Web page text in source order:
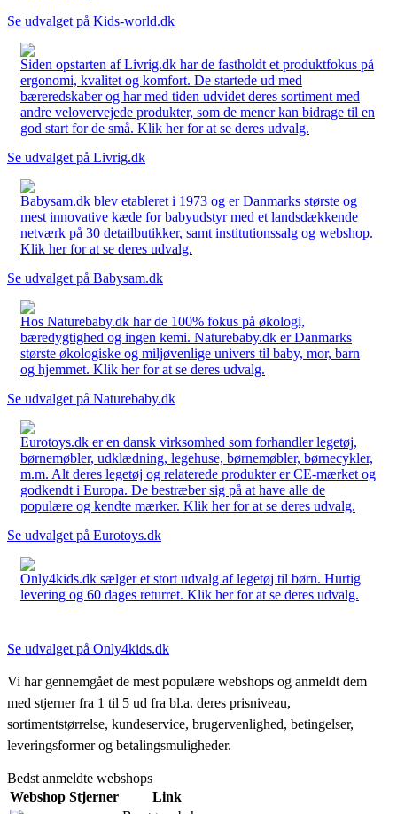
Se udvalget på Kids-world.dk
Siden opstarten af Livrig.dk har de fastholdt et produktfokus på
ergonomi, kvalitet og komfort. De startede ud med
bæreredskaber og har med tiden udvidet deres sortiment med
andre velovervejede produkter, som de mener kan bidrage til en
god start for de små. Klik her for at se deres udvalg.
Se udvalget på Livrig.dk
Babysam.dk blev etableret i 1973 og er Danmarks største og
mest innovative kæde for babyudstyr med et landsdækkende
netværk på 30 detailbutikker, samt institutionssalg og webshop.
Klik her for at se deres udvalg.
Se udvalget på Babysam.dk
Hos Naturebaby.dk har de 100% fokus på økologi,
bæredygtighed og ingen kemi. Naturebaby.dk er Danmarks
største økologiske og miljøvenlige univers til baby, mor, barn
og hjemmet. Klik her for at se deres udvalg.
Se udvalget på Naturebaby.dk
Eurotoys.dk er en dansk virksomhed som forhandler legetøj,
børnemøbler, udklædning, legehuse, børnemøbler, børnecykler,
m.m. Alt deres legetøj og relaterede produkter er CE-mærket og
godkendt i Europa. De bestræber sig på at have alle de
populære og kendte mærker. Klik her for at se deres udvalg.
Se udvalget på Eurotoys.dk
Only4kids.dk sælger et stort udvalg af legetøj til børn. Hurtig
levering og 60 dages returret. Klik her for at se deres udvalg.
Se udvalget på Only4kids.dk
Vi har gennemgået de mest populære webshops og anmeldt dem
med stjerner fra 1 til 5 ud fra bl.a. deres prisniveau,
sortimentstørrelse, kundeservice, brugervenlighed, betingelser,
leveringsformer og betalingsmuligheder.
Bedst anmeldte webshops
Webshop Stjerner
Link